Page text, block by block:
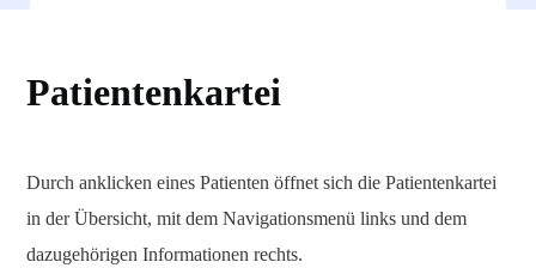
Patientenkartei
Durch anklicken eines Patienten öffnet sich die Patientenkartei
in der Übersicht, mit dem Navigationsmenü links und dem
dazugehörigen Informationen rechts.